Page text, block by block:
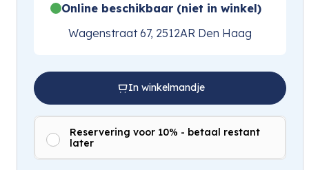
Online beschikbaar (niet in winkel)
Wagenstraat 67, 2512AR Den Haag
In winkelmandje
Reservering voor 10% - betaal restant
later